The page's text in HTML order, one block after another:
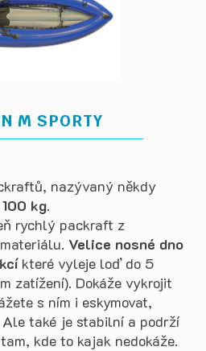
M SPORTY
nazývaný někdy
kg.
rychlý packraft z
Velice nosné dno
které vyleje loď do 5
zatížení). Dokáže vykrojit
s ním i eskymovat,
také je stabilní a podrží
kde to kajak nedokáže.